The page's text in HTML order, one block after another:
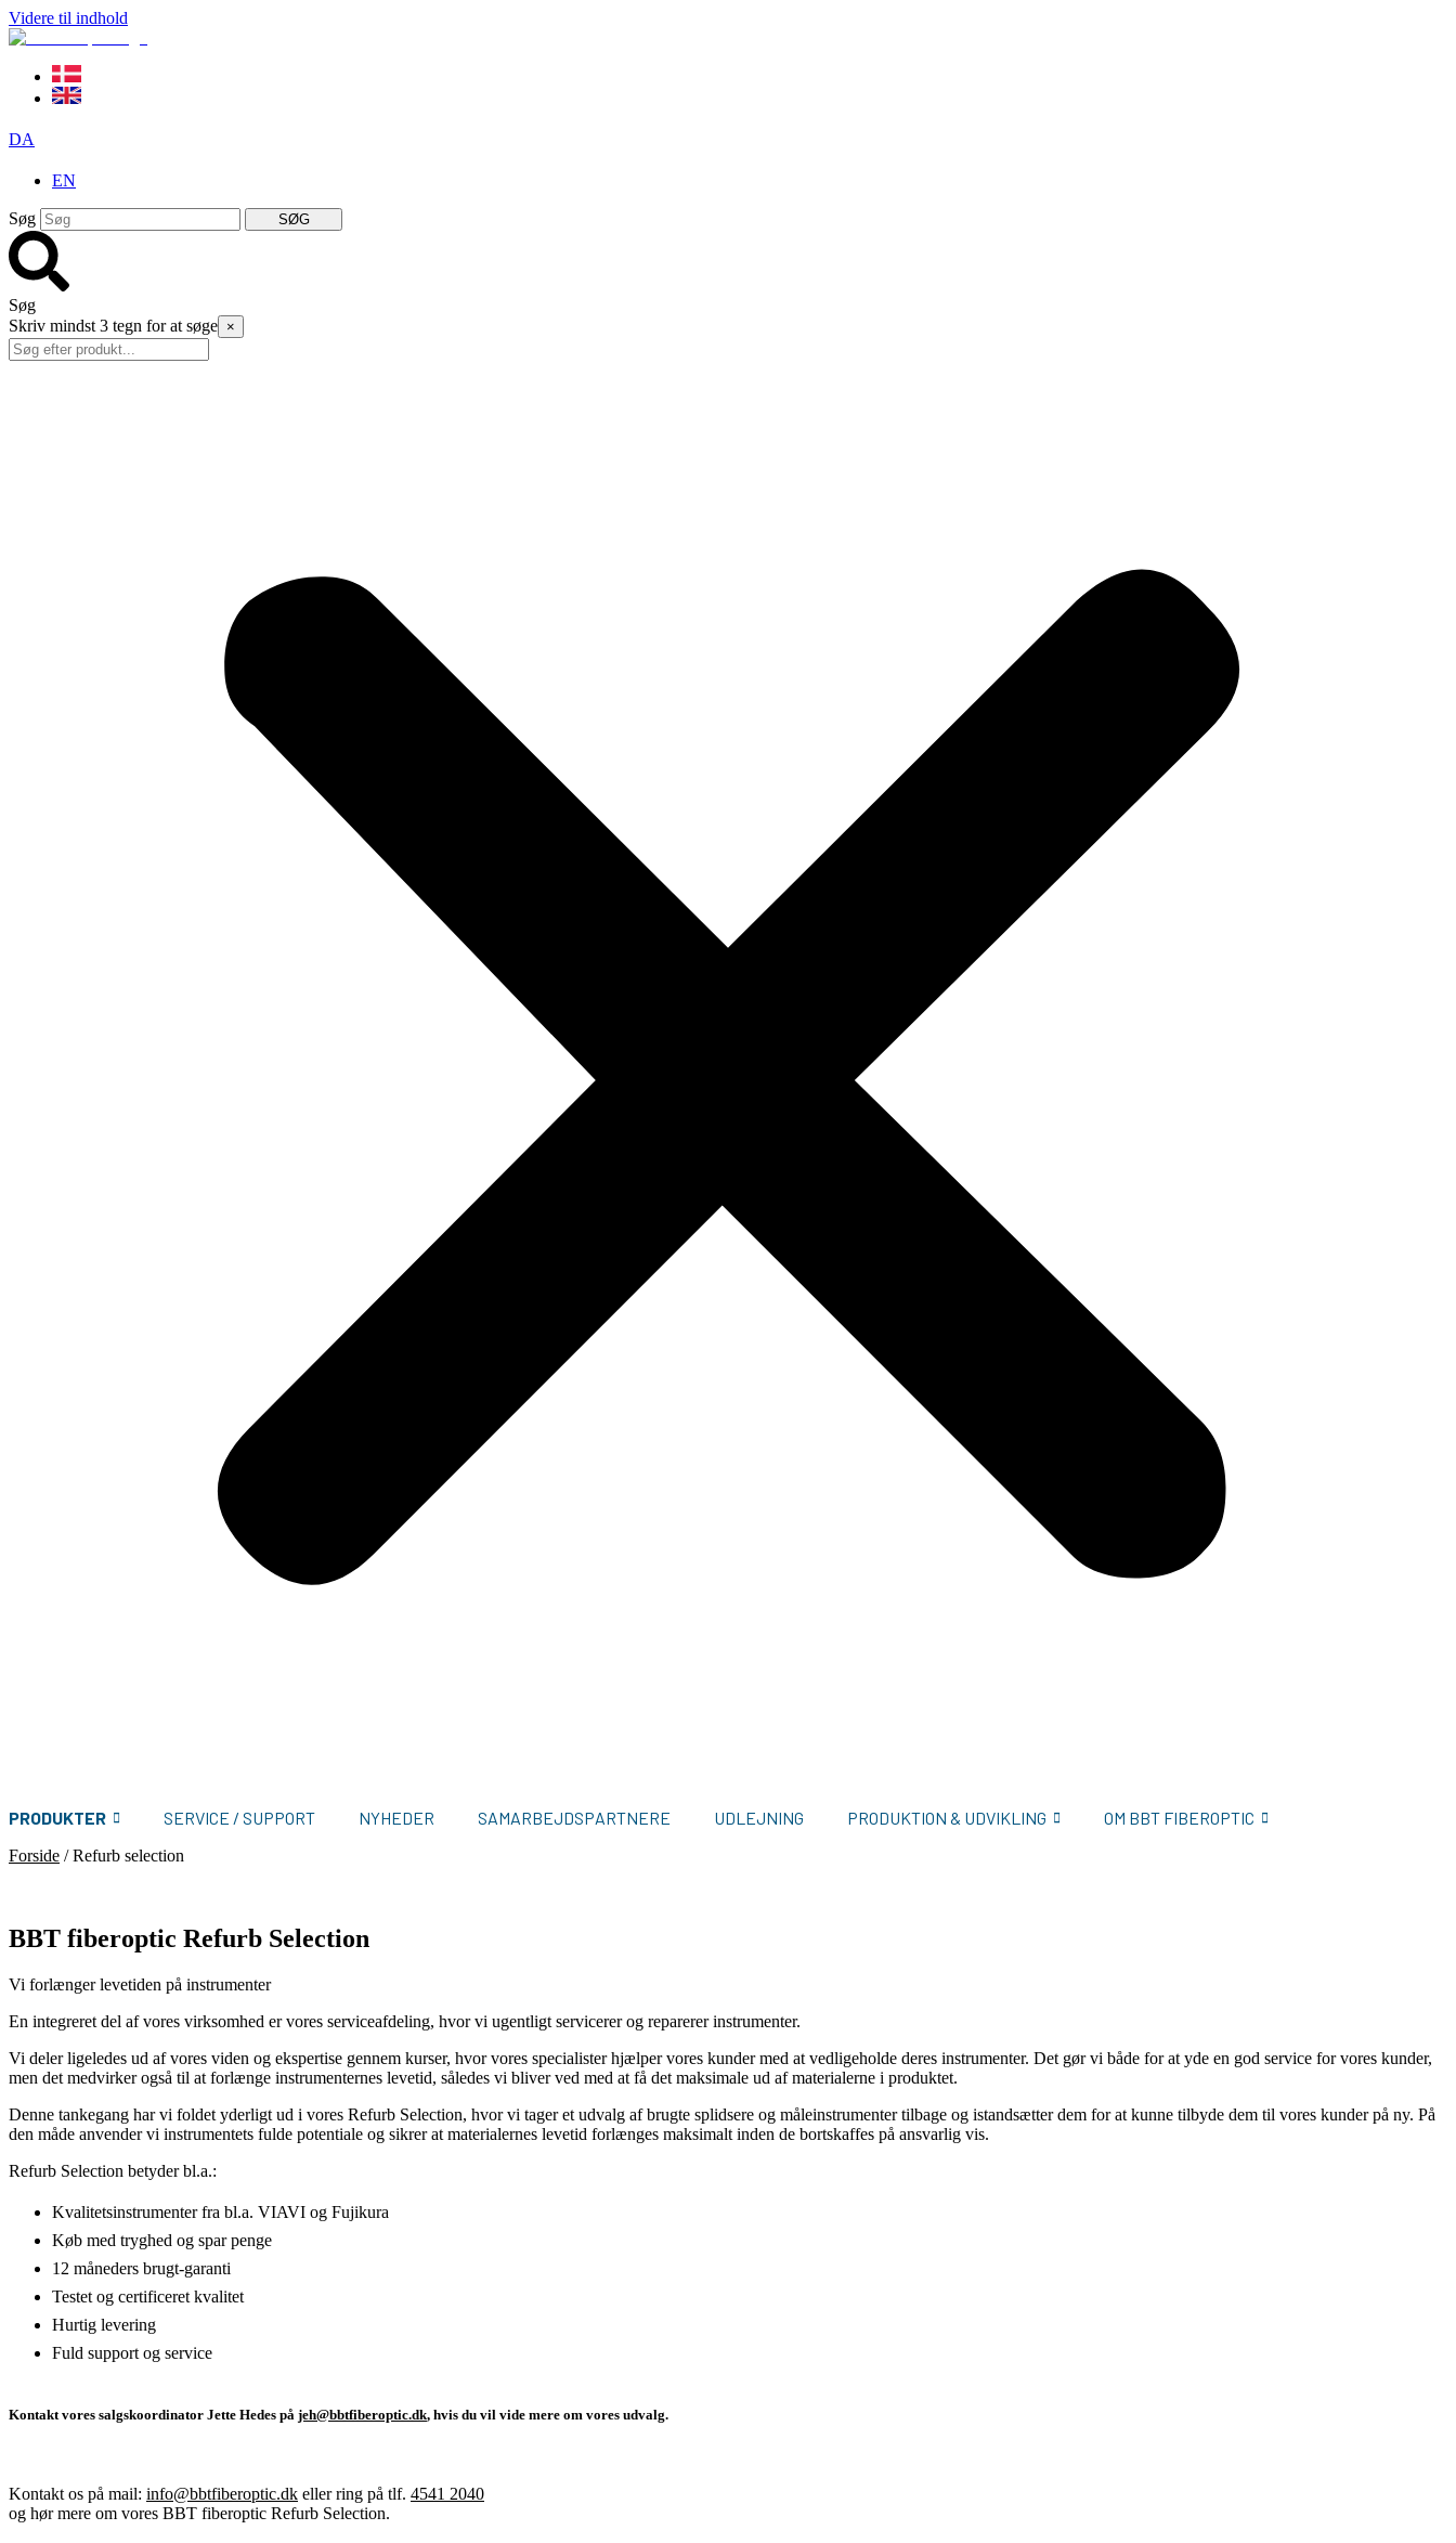
Videre til indhold
DA
EN
Søg SØG
Søg
Skriv mindst 3 tegn for at søge ×
PRODUKTER SERVICE / SUPPORT NYHEDER SAMARBEJDSPARTNERE UDLEJNING PRODUKTION & UDVIKLING OM BBT FIBEROPTIC
Forside /Refurb selection
BBT fiberoptic Refurb Selection
Vi forlænger levetiden på instrumenter
En integreret del af vores virksomhed er vores serviceafdeling, hvor vi ugentligt servicerer og reparerer instrumenter.
Vi deler ligeledes ud af vores viden og ekspertise gennem kurser, hvor vores specialister hjælper vores kunder med at vedligeholde deres instrumenter. Det gør vi både for at yde en god service for vores kunder,
men det medvirker også til at forlænge instrumenternes levetid, således vi bliver ved med at få det maksimale ud af materialerne i produktet.
Denne tankegang har vi foldet yderligt ud i vores Refurb Selection, hvor vi tager et udvalg af brugte splidsere og måleinstrumenter tilbage og istandsætter dem for at kunne tilbyde dem til vores kunder på ny. På
den måde anvender vi instrumentets fulde potentiale og sikrer at materialernes levetid forlænges maksimalt inden de bortskaffes på ansvarlig vis.
Refurb Selection betyder bl.a.:
Kvalitetsinstrumenter fra bl.a. VIAVI og Fujikura
Køb med tryghed og spar penge
12 måneders brugt-garanti
Testet og certificeret kvalitet
Hurtig levering
Fuld support og service
Kontakt vores salgskoordinator Jette Hedes på jeh@bbtfiberoptic.dk, hvis du vil vide mere om vores udvalg.
Kontakt os på mail: info@bbtfiberoptic.dk eller ring på tlf. 4541 2040
og hør mere om vores BBT fiberoptic Refurb Selection.